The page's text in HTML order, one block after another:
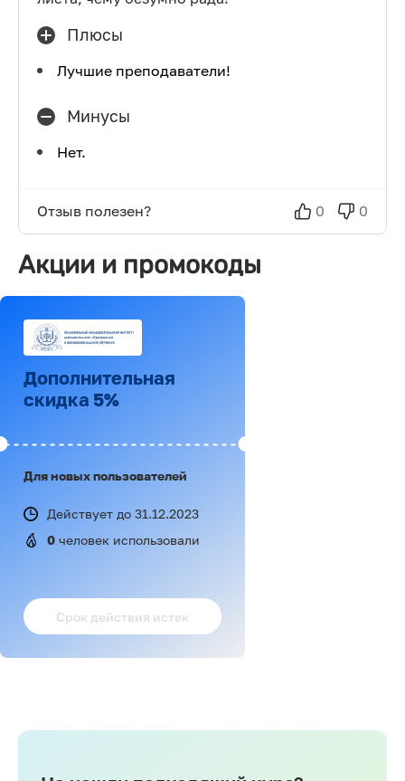
Плюсы
Лучшие преподаватели!
Минусы
Нет.
Отзыв полезен? 0 0
Акции и промокоды
Дополнительная
скидка 5%
Для новых пользователей
Действует до 31.12.2023
0 человек использовали
Срок действия истек